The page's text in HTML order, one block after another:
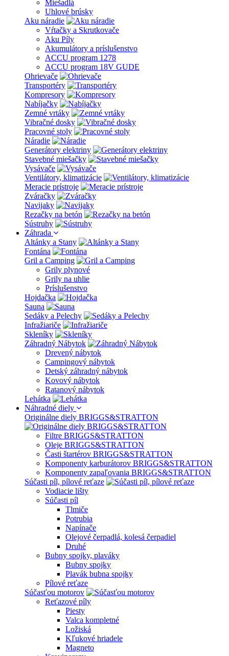
Miešadlá
Uhlové brúsky
Aku náradie
Vŕtačky a Skrutkovače
Aku Píly
Akumulátory a príslušenstvo
ACCU program 1278
ACCU program 18V GUDE
Ohrievače
Transportéry
Kompresory
Nabíjačky
Zemné vrtáky
Vibračné dosky
Pracovné stoly
Náradie
Generátory elektriny
Stavebné miešačky
Vysávače
Ventilátory, klimatizácie
Meracie prístroje
Zváračky
Navijaky
Rezačky na betón
Sústruhy
Záhrada
Altánky a Stany
Fontána
Gril a Camping
Grily plynové
Grily na uhlie
Príslušenstvo
Hojdačka
Sauna
Sedáky a Pelechy
Infražiariče
Skleníky
Záhradný Nábytok
Drevený nábytok
Campingový nábytok
Detský záhradný nábytok
Kovový nábytok
Ratanový nábytok
Lehátka
Náhradné diely
Originálne diely BRIGGS&STRATTON
Filtre BRIGGS&STRATTON
Oleje BRIGGS&STRATTON
Časti štartérov BRIGGS&STRATTON
Komponenty karburátorov BRIGGS&STRATTON
Komponenty zapaľovania BRIGGS&STRATTON
Súčasti píl, pílové reťaze
Vodiacie lišty
Súčasti píl
Tlmiče
Potrubia
Napínače
Olejové čerpadlá, kolesá čerpadiel
Druhé
Bubny spojky, plaváky
Bubny spojky
Plavák bubna spojky
Pílové reťaze
Súčasťou motorov
Reťazové píly
Piesty
Valca kompletné
Ložiská
Kľukové hriadele
Magneto